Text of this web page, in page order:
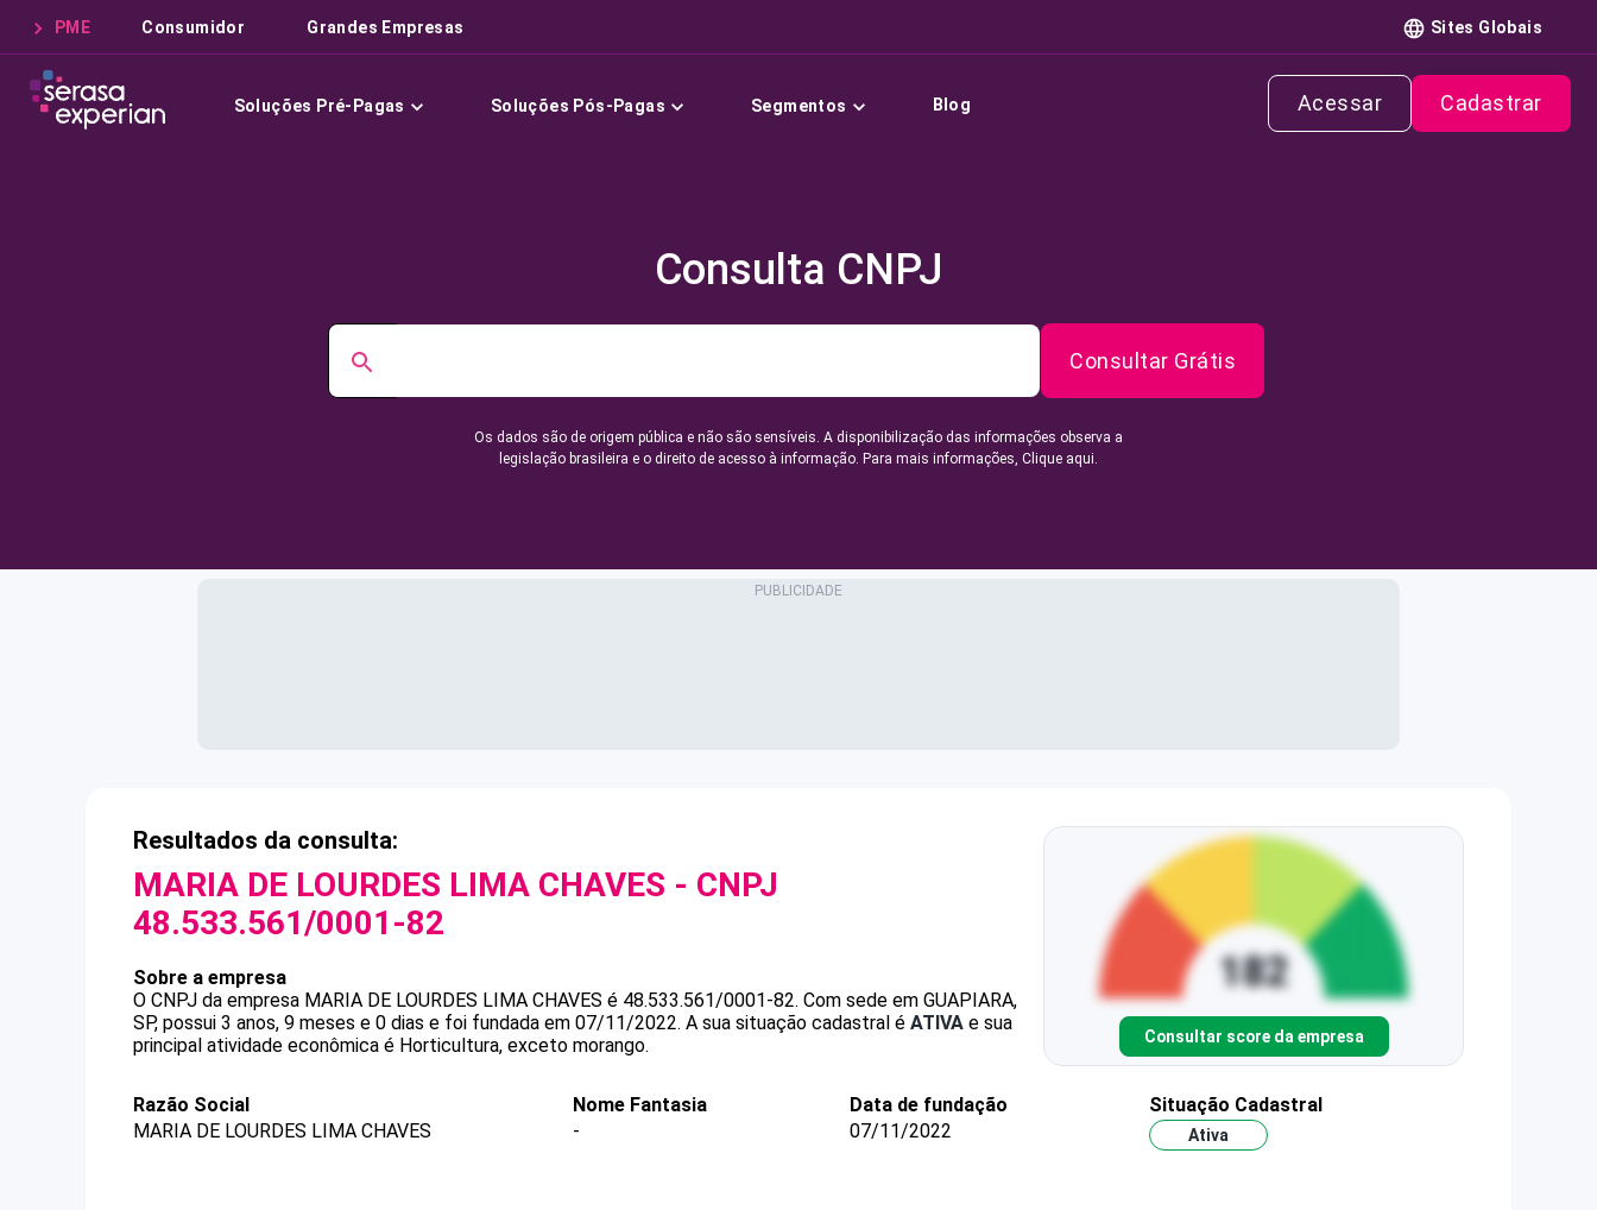
PME Consumidor Grandes Empresas Sites Globais
Soluções Pré-Pagas Soluções Pós-Pagas Segmentos Blog Acessar Cadastrar
Consulta CNPJ
Consultar Grátis
Os dados são de origem pública e não são sensíveis. A disponibilização das informações observa a
legislação brasileira e o direito de acesso à informação. Para mais informações, Clique aqui.
Resultados da consulta:
MARIA DE LOURDES LIMA CHAVES - CNPJ
48.533.561/0001-82
Sobre a empresa
O CNPJ da empresa MARIA DE LOURDES LIMA CHAVES é 48.533.561/0001-82. Com sede em GUAPIARA,
SP, possui 3 anos, 9 meses e 0 dias e foi fundada em 07/11/2022. A sua situação cadastral é ATIVA e sua
principal atividade econômica é Horticultura, exceto morango.
Consultar score da empresa
Razão Social
MARIA DE LOURDES LIMA CHAVES
Nome Fantasia
-
Data de fundação
07/11/2022
Situação Cadastral
Ativa